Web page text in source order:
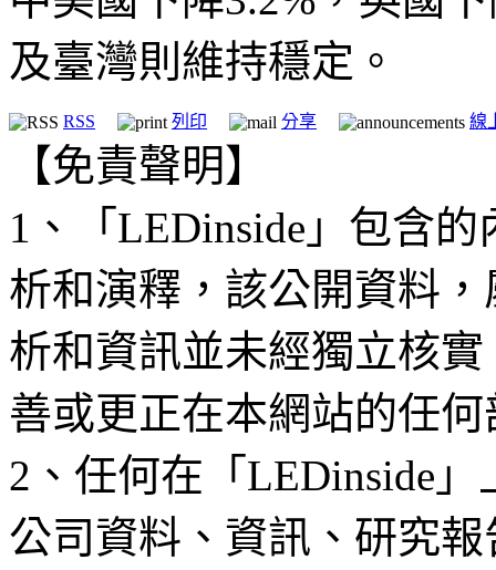
及臺灣則維持穩定。
RSS 列印 分享 線
【免責聲明】
1、「LEDinside」包含
析和演釋，該公開資料
析和資訊並未經獨立核
善或更正在本網站的任
2、任何在「LEDinside
公司資料、資訊、研究